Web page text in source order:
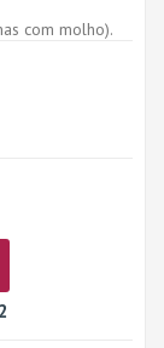
com molho).